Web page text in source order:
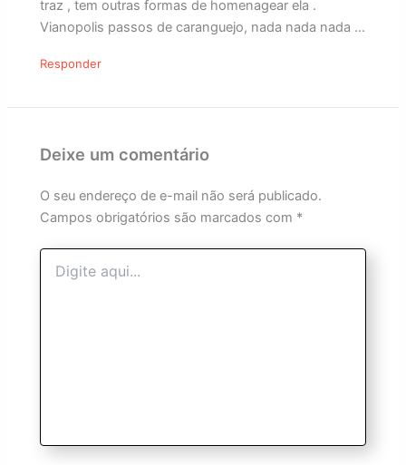
traz , tem outras formas de homenagear ela .
Vianopolis passos de caranguejo, nada nada nada …
Responder
Deixe um comentário
O seu endereço de e-mail não será publicado.
Campos obrigatórios são marcados com *
Digite
aqui...